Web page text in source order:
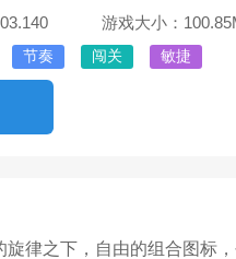
游戏大小：
节奏 闯关 敏捷
律之下，自由的组合图标